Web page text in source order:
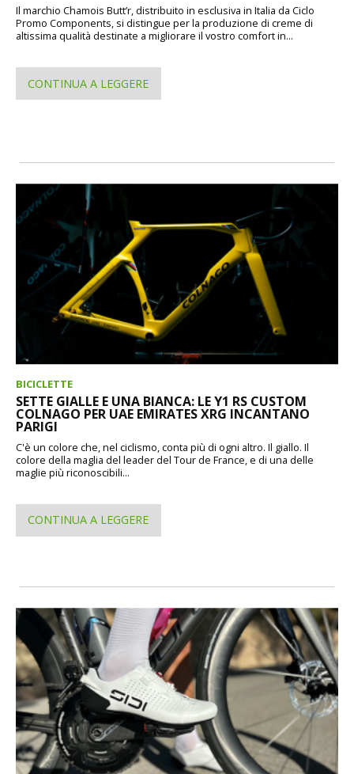
Il marchio Chamois Butt’r, distribuito in esclusiva in Italia da Ciclo
Promo Components, si distingue per la produzione di creme di
altissima qualità destinate a migliorare il vostro comfort in...
CONTINUA A LEGGERE
BICICLETTE
SETTE GIALLE E UNA BIANCA: LE Y1 RS CUSTOM
COLNAGO PER UAE EMIRATES XRG INCANTANO
PARIGI
C'è un colore che, nel ciclismo, conta più di ogni altro. Il giallo. Il
colore della maglia del leader del Tour de France, e di una delle
maglie più riconoscibili...
CONTINUA A LEGGERE